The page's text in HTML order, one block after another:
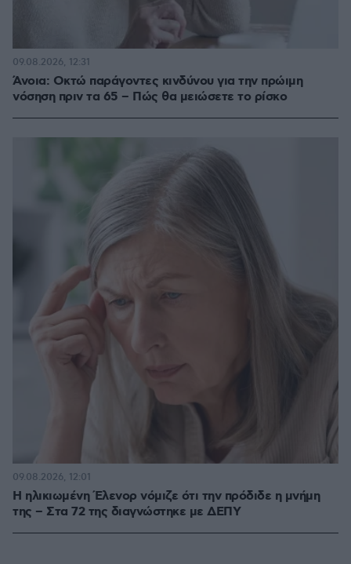
Άνοια: Οκτώ παράγοντες κινδύνου για την πρώιμη
νόσηση πριν τα 65 – Πώς θα μειώσετε το ρίσκο
09.08.2026, 12:31
Η ηλικιωμένη Έλενορ νόμιζε ότι την πρόδιδε η μνήμη
της – Στα 72 της διαγνώστηκε με ΔΕΠΥ
09.08.2026, 12:01